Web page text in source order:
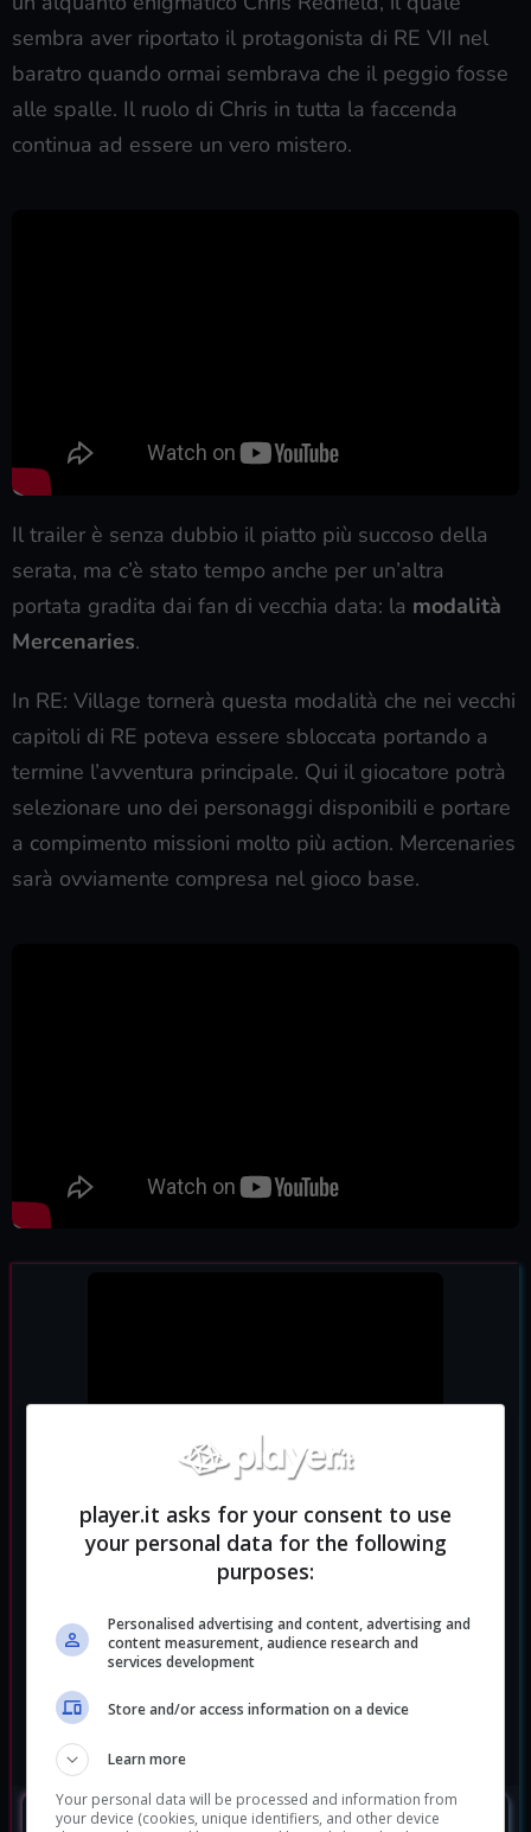
sembra aver riportato il protagonista di RE VII nel
baratro quando ormai sembrava che il peggio fosse
alle spalle. Il ruolo di Chris in tutta la faccenda
continua ad essere un vero mistero.
Il trailer è senza dubbio il piatto più succoso della
serata, ma c’è stato tempo anche per un’altra
portata gradita dai fan di vecchia data: la modalità
Mercenaries.
In RE: Village tornerà questa modalità che nei vecchi
capitoli di RE poteva essere sbloccata portando a
termine l’avventura principale. Qui il giocatore potrà
selezionare uno dei personaggi disponibili e portare
a compimento missioni molto più action. Mercenaries
sarà ovviamente compresa nel gioco base.
SEGUIMI
player.it asks for your consent to use
your personal data for the following
purposes:
Personalised advertising and content, advertising and
content measurement, audience research and
services development
Store and/or access information on a device
Learn more
Your personal data will be processed and information from
your device (cookies, unique identifiers, and other device